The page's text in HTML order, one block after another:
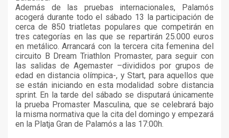
Además de las pruebas internacionales, Palamós
acogerá durante todo el sábado 13 la participación de
cerca de 850 triatletas populares que competirán en
tres categorías en las que se repartirán 25.000 euros
en metálico. Arrancará con la tercera cita femenina del
circuito B Dream Triathlon Promaster, para seguir con
las salidas de Agemaster –divididos por grupos de
edad en distancia olímpica-, y Start, para aquellos que
se están iniciando en esta modalidad sobre distancia
sprint. En la tarde del sábado se disputará únicamente
la prueba Promaster Masculina, que se celebrará bajo
la misma normativa que la cita del domingo y empezará
en la Platja Gran de Palamós a las 17:00h.